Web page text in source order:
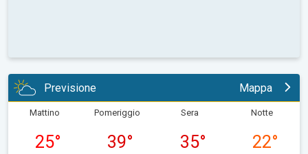
Previsione Mappa
Mattino
25°
Pomeriggio
39°
Sera
35°
Notte
22°